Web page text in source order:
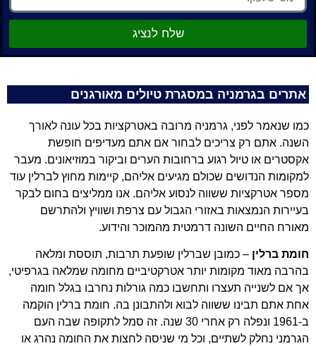
שלח לנציג
אתרים בגרמניה במסגרת טיולים מאורגנים
כמו שנאמר לפני, גרמניה מרובה באטרקציות בכל עונה לאורך
השנה. אתם רק צריכים לבחור אם אתם מעדיפים חופשת
אקסטרים או טיול רגוע ברחובות הערים וביקור במוזיאונים. מעבר
למקומות הנדושים שכולם מגיעים אליהם, קיימות מחוץ לברלין עוד
מספר אטרקציות ששווה לנסוע אליהם. אנו ממליצים בחום לבקר
בעיירות הנמצאות באזורי הגבול עם צרפת ושוויץ ולהתרשם
מאורח החיים השונה דרמטית מהמוכר והידוע.
חומת ברלין – כמובן שברלין שופעת תרבות, תוססת ומלאה
בהרבה מאוד מקומות יותר אטרקטיביים מחומה שמלאה בגרפיטי,
אך אם לשנייה תעצרו ותחשבו כמה גורלות נחרבו בגלל חומה
אחת אתם תבינו ששווה לבוא ולהתבונן בה. חומת ברלין הוקמה
ב-1961 ונפלה רק אחרי 30 שנה. זה סמל לתקופה שבה העם
הגרמני נחלק לשתיים, וכל מי שניסה לחצות את החומה נהרג או